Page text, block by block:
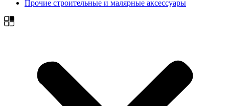
Прочие строительные и малярные аксессуары